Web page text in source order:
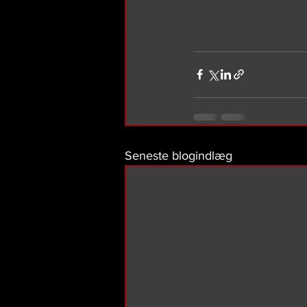
Seneste blogindlæg